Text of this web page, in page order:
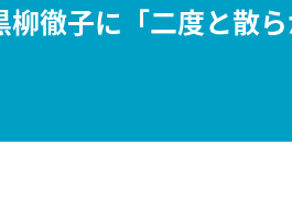
徹子に「二度と散